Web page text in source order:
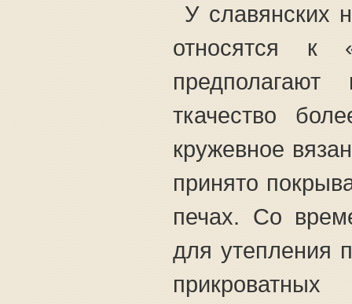
У славянских
относятся к
ткачество
кружевное
принято
печах. Со
для утепления